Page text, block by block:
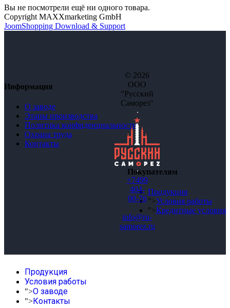
Вы не посмотрели ещё ни одного товара.
Copyright MAXXmarketing GmbH
JoomShopping Download & Support
Информация
О заводе
Этапы производства
Политика конфиденциальности
Охрана труда
Контакты
Покупателям
Продукция
">Условия работы
">Кредитные условия
© 2026
ООО
"Русский
Саморез"
+7499
404-
00-76
info@ru-
samorez.ru
Продукция
Условия работы
">О заводе
">Контакты